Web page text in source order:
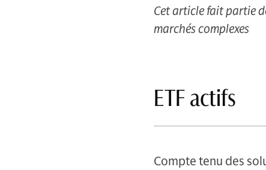
Cet article fait partie
marchés complexes
ETF actifs
Compte tenu des